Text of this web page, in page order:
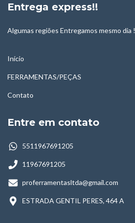
Entrega express!!
Algumas regiões Entregamos mesmo dia !
Início
FERRAMENTAS/PEÇAS
Contato
Entre em contato
5511967691205
11967691205
proferramentasltda@gmail.com
ESTRADA GENTIL PERES, 464 A